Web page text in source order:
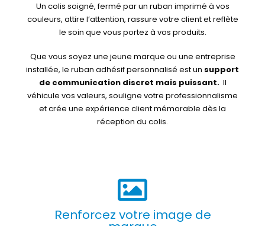
Un colis soigné, fermé par un ruban imprimé à vos
couleurs, attire l’attention, rassure votre client et reflète
le soin que vous portez à vos produits.
Que vous soyez une jeune marque ou une entreprise
installée, le ruban adhésif personnalisé est un support
de communication discret mais puissant. Il
véhicule vos valeurs, souligne votre professionnalisme
et crée une expérience client mémorable dès la
réception du colis.
Renforcez votre image de